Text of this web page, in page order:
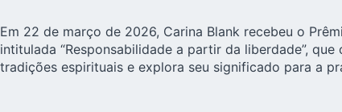
Em 22 de março de 2026, Carina Blank recebeu o
intitulada “Responsabilidade a partir da liberdade”,
tradições espirituais e explora seu significado para a